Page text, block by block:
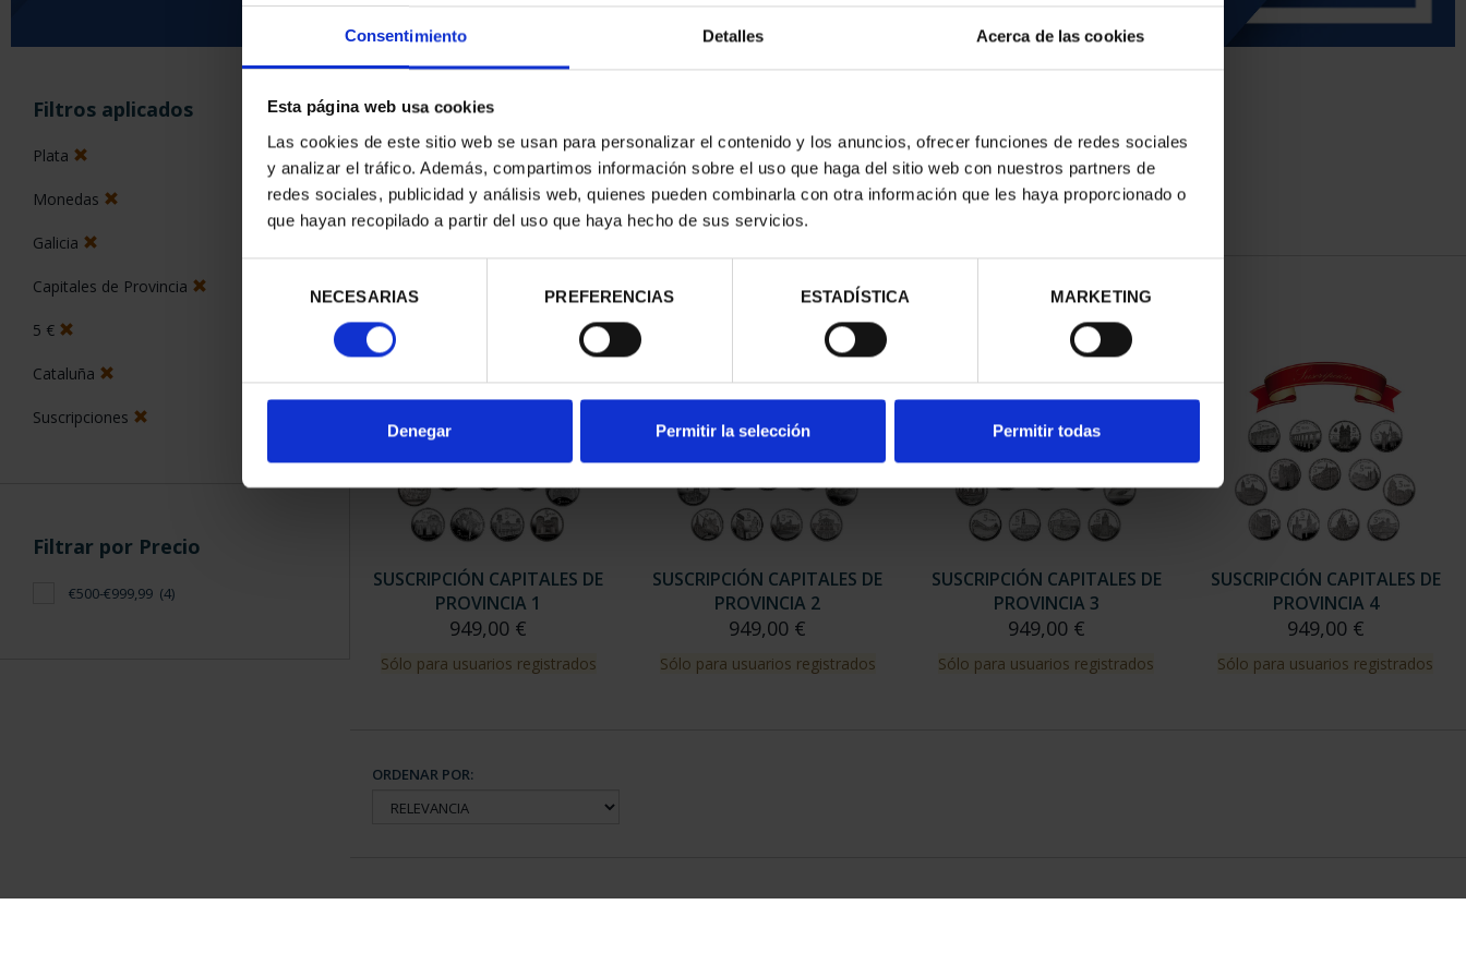
Consentimiento Detalles Acerca de las cookies
Esta página web usa cookies
Las cookies de este sitio web se usan para personalizar el contenido y los anuncios, ofrecer funciones de redes sociales
y analizar el tráfico. Además, compartimos información sobre el uso que haga del sitio web con nuestros partners de
redes sociales, publicidad y análisis web, quienes pueden combinarla con otra información que les haya proporcionado o
que hayan recopilado a partir del uso que haya hecho de sus servicios.
consentimiento
NECESARIAS PREFERENCIAS ESTADÍSTICA MARKETING
Denegar Permitir la selección Permitir todas
Filtros aplicados
Plata
Monedas
Galicia
Capitales de Provincia
5 €
Cataluña
Suscripciones
Filtrar por Precio
€500-€999,99 (4)
Has buscado "pard"
ORDENAR POR:
4 Productos encontrados
SUSCRIPCIÓN CAPITALES DE
PROVINCIA 1
949,00 €
Sólo para usuarios registrados
SUSCRIPCIÓN CAPITALES DE
PROVINCIA 2
949,00 €
Sólo para usuarios registrados
SUSCRIPCIÓN CAPITALES DE
PROVINCIA 3
949,00 €
Sólo para usuarios registrados
SUSCRIPCIÓN CAPITALES DE
PROVINCIA 4
949,00 €
Sólo para usuarios registrados
ORDENAR POR: